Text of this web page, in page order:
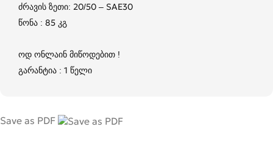
ძრავის ზეთი: 20/50 – SAE30
წონა : 85 კგ
ოდ ონლაინ მიწოდებით !
გარანტია : 1 წელი
Save as PDF